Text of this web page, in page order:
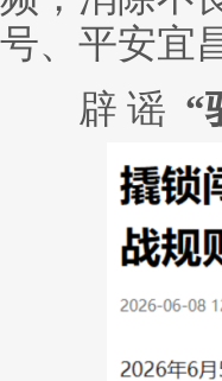
号、平安宜
辟 谣 “